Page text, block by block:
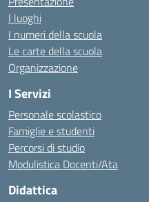
I luoghi
I numeri della scuola
Le carte della scuola
Organizzazione
I Servizi
Personale scolastico
Famiglie e studenti
Percorsi di studio
Modulistica Docenti/Ata
Didattica